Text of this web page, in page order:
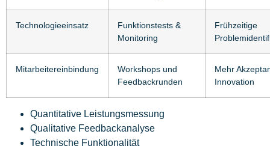
Technologieeinsatz
Funktionstests &
Monitoring
Frühzeitige
Mitarbeitereinbindung
Workshops und
Feedbackrunden
Mehr
Innovation
Quantitative Leistungsmessung
Qualitative Feedbackanalyse
Technische Funktionalität